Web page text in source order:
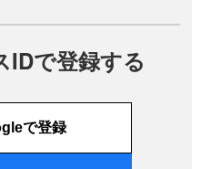
IDで登録する
で登録